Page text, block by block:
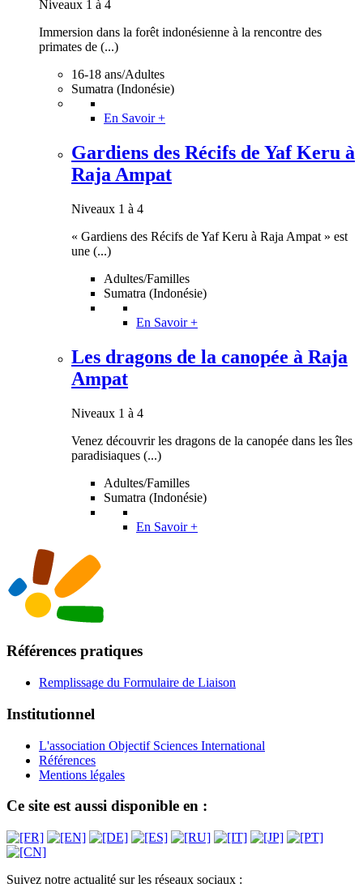
Niveaux 1 à 4
Immersion dans la forêt indonésienne à la rencontre des
primates de (...)
16-18 ans/Adultes
Sumatra (Indonésie)
En Savoir +
Gardiens des Récifs de Yaf Keru à
Raja Ampat
Niveaux 1 à 4
« Gardiens des Récifs de Yaf Keru à Raja Ampat » est
une (...)
Adultes/Familles
Sumatra (Indonésie)
En Savoir +
Les dragons de la canopée à Raja
Ampat
Niveaux 1 à 4
Venez découvrir les dragons de la canopée dans les îles
paradisiaques (...)
Adultes/Familles
Sumatra (Indonésie)
En Savoir +
Références pratiques
Remplissage du Formulaire de Liaison
Institutionnel
L'association Objectif Sciences International
Références
Mentions légales
Ce site est aussi disponible en :
Suivez notre actualité sur les réseaux sociaux :